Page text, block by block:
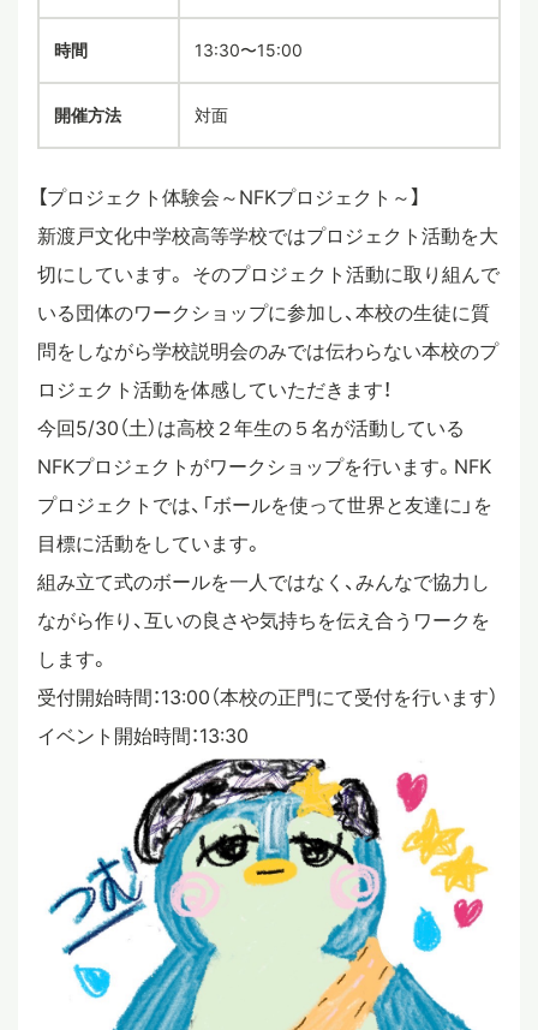
クロスカリキュラム
ニュース
教員ブログ
在校生・保護者・卒業生の方へ
時間 13:30〜15:00
開催方法 対面
【プロジェクト体験会～NFKプロジェクト～】
新渡戸文化中学校高等学校ではプロジェクト活動を大
切にしています。 そのプロジェクト活動に取り組んで
いる団体のワークショップに参加し、本校の生徒に質
問をしながら学校説明会のみでは伝わらない本校のプ
ロジェクト活動を体感していただきます！
今回5/30（土）は高校２年生の５名が活動している
NFKプロジェクトがワークショップを行います。NFK
プロジェクトでは、「ボールを使って世界と友達に」を
目標に活動をしています。
組み立て式のボールを一人ではなく、みんなで協力し
ながら作り、互いの良さや気持ちを伝え合うワークを
します。
受付開始時間：13:00（本校の正門にて受付を行います）
イベント開始時間：13:30